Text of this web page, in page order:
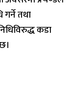
गर्ने तथा
कडा